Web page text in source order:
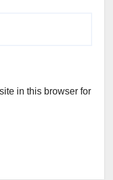
in this browser for